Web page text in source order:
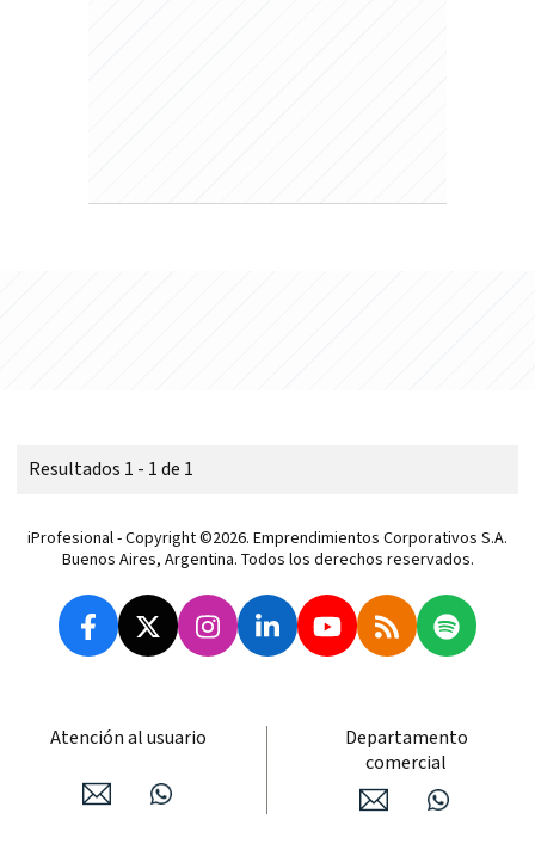
Resultados 1 - 1 de 1
iProfesional - Copyright ©2026. Emprendimientos Corporativos S.A.
Buenos Aires, Argentina. Todos los derechos reservados.
Atención al usuario
Departamento
comercial